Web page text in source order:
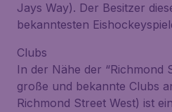
Jays Way). Der Besitzer
bekanntesten
Clubs
In der Nähe der “Richmond
große und bekannte Clubs
Richmond Street West) ist